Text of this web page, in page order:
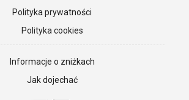
Polityka prywatności
Polityka cookies
Informacje o zniżkach
Jak dojechać